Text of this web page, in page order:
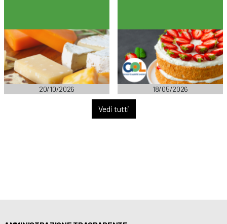
20/10/2026 18/05/2026
Vedi tutti